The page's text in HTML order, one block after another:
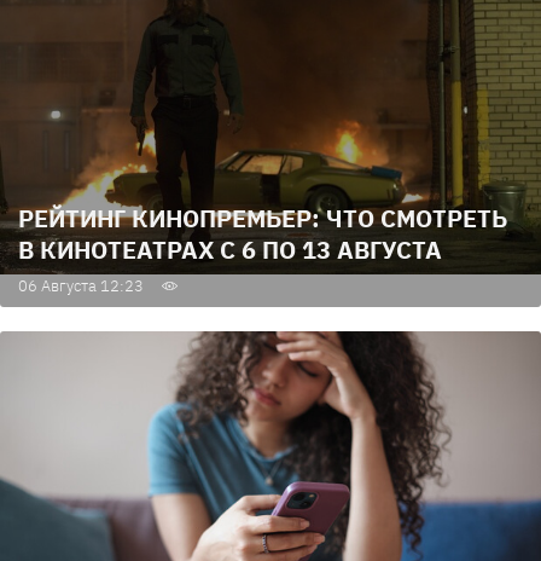
РЕЙТИНГ КИНОПРЕМЬЕР: ЧТО СМОТРЕТЬ
В КИНОТЕАТРАХ С 6 ПО 13 АВГУСТА
06 Августа 12:23